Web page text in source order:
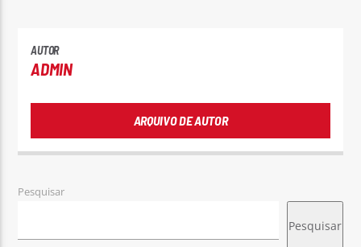
AUTOR
ADMIN
ARQUIVO DE AUTOR
Pesquisar
Pesquisar